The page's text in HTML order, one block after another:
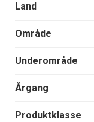
Land
Område
Underområde
Årgang
Produktklasse